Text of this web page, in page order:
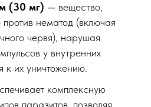
(30 мг) — вещество,
нематод (включая
червя), нарушая
у внутренних
к их уничтожению.
комплексную